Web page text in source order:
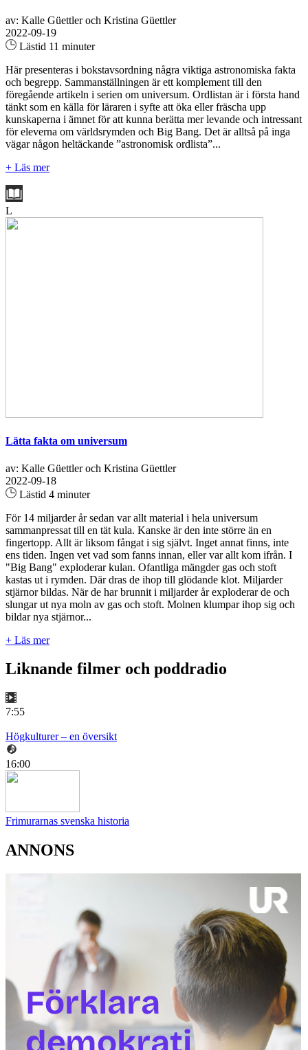
av: Kalle Güettler och Kristina Güettler
2022-09-19
Lästid 11 minuter
Här presenteras i bokstavsordning några viktiga astronomiska fakta
och begrepp. Sammanställningen är ett komplement till den
föregående artikeln i serien om universum. Ordlistan är i första hand
tänkt som en källa för läraren i syfte att öka eller fräscha upp
kunskaperna i ämnet för att kunna berätta mer levande och intressant
för eleverna om världsrymden och Big Bang. Det är alltså på inga
vägar någon heltäckande ”astronomisk ordlista”...
+ Läs mer
L
Lätta fakta om universum
av: Kalle Güettler och Kristina Güettler
2022-09-18
Lästid 4 minuter
För 14 miljarder år sedan var allt material i hela universum
sammanpressat till en tät kula. Kanske är den inte större än en
fingertopp. Allt är liksom fångat i sig självt. Inget annat finns, inte
ens tiden. Ingen vet vad som fanns innan, eller var allt kom ifrån. I
"Big Bang" exploderar kulan. Ofantliga mängder gas och stoft
kastas ut i rymden. Där dras de ihop till glödande klot. Miljarder
stjärnor bildas. När de har brunnit i miljarder år exploderar de och
slungar ut nya moln av gas och stoft. Molnen klumpar ihop sig och
bildar nya stjärnor...
+ Läs mer
Liknande filmer och poddradio
7:55
Högkulturer – en översikt
16:00
Frimurarnas svenska historia
ANNONS